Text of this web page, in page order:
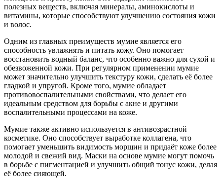
полезных веществ, включая минералы, аминокислоты и
витамины, которые способствуют улучшению состояния кожи
и волос.
Одним из главных преимуществ мумие является его
способность увлажнять и питать кожу. Оно помогает
восстановить водный баланс, что особенно важно для сухой и
обезвоженной кожи. При регулярном применении мумие
может значительно улучшить текстуру кожи, сделать её более
гладкой и упругой. Кроме того, мумие обладает
противовоспалительными свойствами, что делает его
идеальным средством для борьбы с акне и другими
воспалительными процессами на коже.
Мумие также активно используется в антивозрастной
косметике. Оно способствует выработке коллагена, что
помогает уменьшить видимость морщин и придаёт коже более
молодой и свежий вид. Маски на основе мумие могут помочь
в борьбе с пигментацией и улучшить общий тонус кожи, делая
её более сияющей.